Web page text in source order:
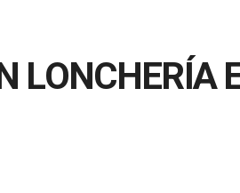
LONCHERÍA